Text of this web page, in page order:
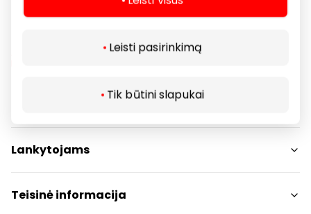
Leisti pasirinkimą
Tik būtini slapukai
Parduotuvės
Paslaugos
Restoranai ir kavinės
Lankytojams
PC planas
Draugiški gyvūnams
Teisinė informacija